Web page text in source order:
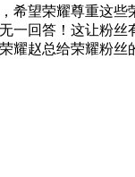
希望荣耀尊重这些
一回答！这让粉丝
耀赵总给荣耀粉丝